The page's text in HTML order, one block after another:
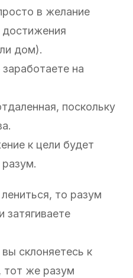
в желание
достижения
дом).
на
поскольку
к цели будет
то разум
склоняетесь к
тот же разум